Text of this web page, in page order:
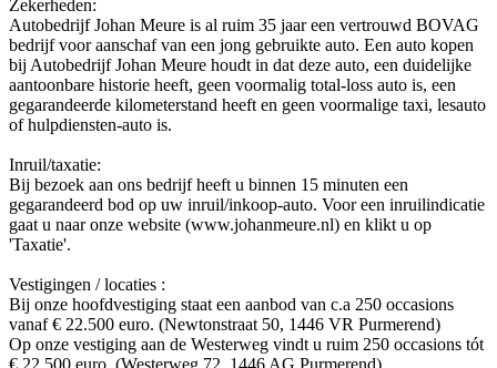
Zekerheden:
Autobedrijf Johan Meure is al ruim 35 jaar een vertrouwd BOVAG
bedrijf voor aanschaf van een jong gebruikte auto. Een auto kopen
bij Autobedrijf Johan Meure houdt in dat deze auto, een duidelijke
aantoonbare historie heeft, geen voormalig total-loss auto is, een
gegarandeerde kilometerstand heeft en geen voormalige taxi, lesauto
of hulpdiensten-auto is.
Inruil/taxatie:
Bij bezoek aan ons bedrijf heeft u binnen 15 minuten een
gegarandeerd bod op uw inruil/inkoop-auto. Voor een inruilindicatie
gaat u naar onze website (www.johanmeure.nl) en klikt u op
'Taxatie'.
Vestigingen / locaties :
Bij onze hoofdvestiging staat een aanbod van c.a 250 occasions
vanaf € 22.500 euro. (Newtonstraat 50, 1446 VR Purmerend)
Op onze vestiging aan de Westerweg vindt u ruim 250 occasions tót
€ 22.500 euro. (Westerweg 72, 1446 AG Purmerend)